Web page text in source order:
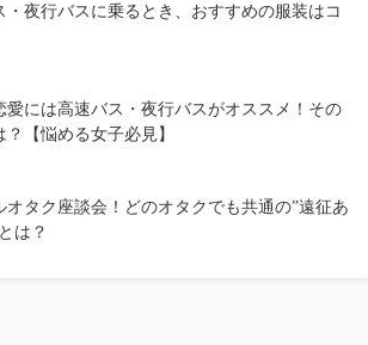
・夜行バスに乗るとき、おすすめの服装はコ
愛には高速バス・夜行バスがオススメ！その
？【悩める女子必見】
オタク座談会！どのオタクでも共通の”遠征あ
は？